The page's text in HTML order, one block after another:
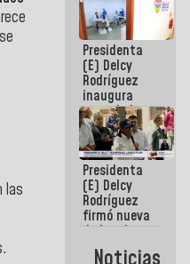
las
y alcaldes a
edificar
casas para
abuelos
Presidenta
(E) Delcy
Rodríguez
inaugura
casa de los
Abuelos
Primavera
en Caracas
Presidenta
(E) Delcy
Rodríguez
firmó nueva
de Ley de
Arrendamiento